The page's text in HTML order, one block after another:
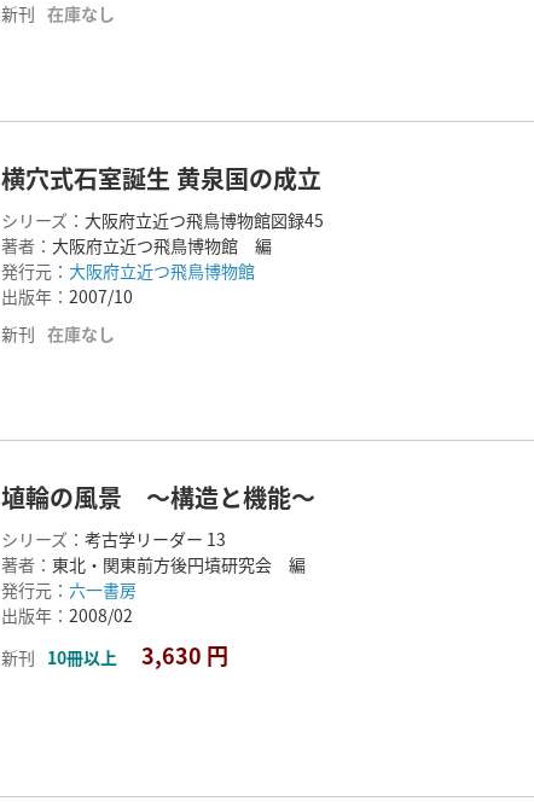
新刊 在庫なし
横穴式石室誕生 黄泉国の成立
シリーズ： 大阪府立近つ飛鳥博物館図録45
著者： 大阪府立近つ飛鳥博物館 編
発行元： 大阪府立近つ飛鳥博物館
出版年： 2007/10
新刊 在庫なし
埴輪の風景 ～構造と機能～
シリーズ： 考古学リーダー 13
著者： 東北・関東前方後円墳研究会 編
発行元： 六一書房
出版年： 2008/02
新刊 10冊以上 3,630 円